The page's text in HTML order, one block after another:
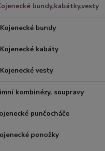
bundy,kabátky,vesty
Kojenecké bundy
Kojenecké kabáty
Kojenecké vesty
kombinézy, soupravy
punčocháče
ponožky